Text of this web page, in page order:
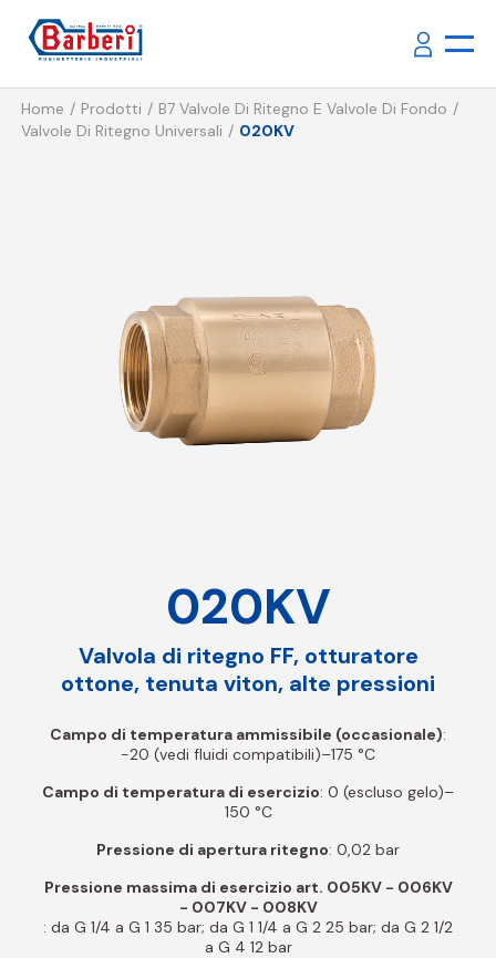
Home Prodotti
B7 Valvole Di Ritegno E Valvole Di Fondo
Valvole Di Ritegno Universali
020KV
020KV
Valvola di ritegno FF, otturatore
ottone, tenuta viton, alte pressioni
Campo di temperatura ammissibile (occasionale):
-20 (vedi fluidi compatibili)–175 °C
Campo di temperatura di esercizio: 0 (escluso gelo)–
150 °C
Pressione di apertura ritegno: 0,02 bar
Pressione massima di esercizio art. 005KV - 006KV
- 007KV - 008KV
: da G 1/4 a G 1 35 bar; da G 1 1/4 a G 2 25 bar; da G 2 1/2
a G 4 12 bar